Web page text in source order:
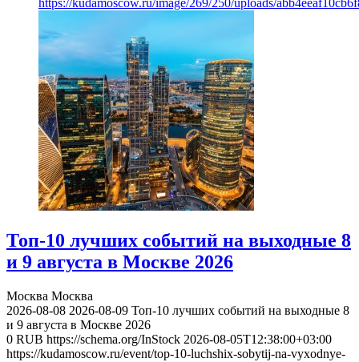
https://kudamoscow.ru/image/269/250/uploads/
Топ-10 лучших событий на выходные 8
и 9 августа в Москве 2026
Москва Москва
2026-08-08 2026-08-09 Топ-10 лучших событий на выходные 8
и 9 августа в Москве 2026
0 RUB https://schema.org/InStock 2026-08-05T12:38:00+03:00
https://kudamoscow.ru/event/top-10-luchshix-sobytij-na-vyxodnye-